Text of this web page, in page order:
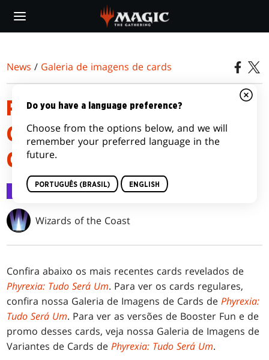
main
News / Galeria de imagens de cards
PHYREXIA: TUDO SERÁ UM -
GALERIA DE IMAGENS DE
CARDS DE COMMANDER
Galeria de imagens de cards 17 jan 2023
Wizards of the Coast
Confira abaixo os mais recentes cards revelados de
Phyrexia: Tudo Será Um. Para ver os cards regulares,
confira nossa Galeria de Imagens de Cards dePhyrexia:
Tudo Será Um. Para ver as versões de Booster Fun e de
promo desses cards, veja nossa Galeria de Imagens de
Variantes de Cards dePhyrexia: Tudo Será Um.
Do you have a language preference?
Choose from the options below, and we will
remember your preferred language in the
future.
PORTUGUÊS (BRASIL) ENGLISH